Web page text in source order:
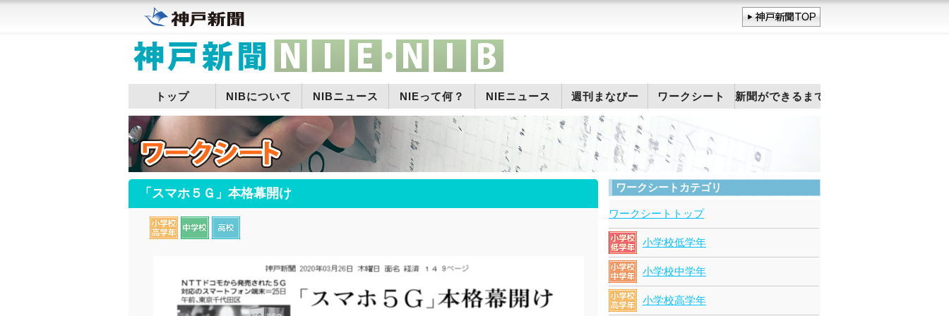
トップ NIBについて NIBニュース NIEって何？ NIEニュース 週刊まなびー ワークシート 新聞ができるまで
「スマホ５Ｇ」本格幕開け ワークシートカテゴリ
ワークシートトップ
小学校低学年
小学校中学年
小学校高学年